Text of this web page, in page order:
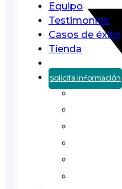
Equipo
Testimonios
Casos de éxito
Tienda
Solicita información